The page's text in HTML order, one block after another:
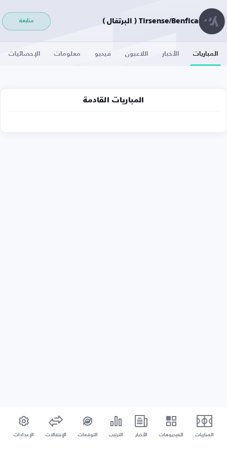
Tirsense/Benfica ( البرتغال ) متابعة
المباريات الأخبار اللاعبون فيديو معلومات الإحصائيات
المباريات القادمة
المباريات الفيديوهات الأخبار الترتيب التوقعات الإنتقالات الإعدادات